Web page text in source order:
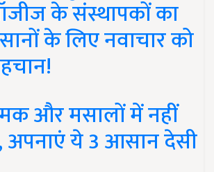
के संस्थापकों का
के लिए नवाचार को
और मसालों में नहीं
अपनाएं ये 3 आसान देसी